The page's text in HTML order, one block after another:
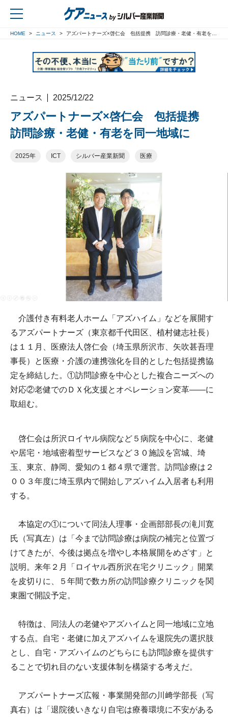
HOME ニュース アズパートナーズ×啓仁会 包括提携 訪問診療・老健・有老を同一地域に
ニュース 2025/12/22
アズパートナーズ×啓仁会 包括提携
訪問診療・老健・有老を同一地域に
2025年 ICT シルバー産業新聞 医療
介護付き有料老人ホーム「アズハイム」などを展開す
るアズパートナーズ（東京都千代田区、植村健志社長）
は１１月、医療法人啓仁会（埼玉県所沢市、矢吹甚吾理
事長）と医療・介護の連携強化を目的とした包括提携協
定を締結した。①訪問診療を中心とした複合ニーズへの
対応②老健でのＤＸ化支援とオペレーション変革――に
取組む。
啓仁会は所沢ロイヤル病院など５病院を中心に、老健
や居宅・地域密着型サービスなど３０施設を宮城、埼
玉、東京、静岡、愛知の１都４県で運営。訪問診療は２
００３年度に埼玉県内で開始しアズハイム入居者も利用
する。
本協定の①について同法人理事・企画部部長の滝川寛
氏（写真左）は「今まで訪問診療は病院の補完と位置づ
けてきたが、今後は拠点を増やし本格展開をめざす」と
説明。来年２月「ロイヤル西所沢在宅クリニック」開業
を皮切りに、５年間で数カ所の訪問診療クリニックを関
東圏で開設予定。
特徴は、同法人の老健やアズハイムと同一地域に立地
する点。自宅・老健に加えアズハイムを退院先の選択肢
とし、自宅・アズハイムのどちらにも訪問診療を提供す
ることで切れ目のない支援体制を構築する考えだ。
アズパートナーズ広報・事業開発部の川﨑学部長（写
真右）は「退院後いきなり自宅は療養環境に不安がある